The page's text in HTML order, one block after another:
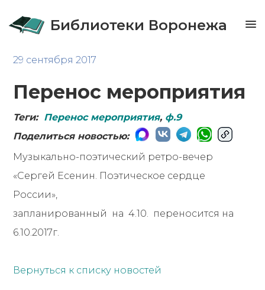
Библиотеки Воронежа
29 сентября 2017
Перенос мероприятия
Теги: Перенос мероприятия, ф.9
Поделиться новостью:
Музыкально-поэтический ретро-вечер
«Сергей Есенин. Поэтическое сердце
России»,
запланированный на 4.10. переносится на
6.10.2017г.
Вернуться к списку новостей